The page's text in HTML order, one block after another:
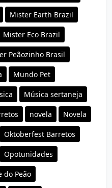
Mister Earth Brazil
Mister Eco Brazil
Peãozinho Brasil
Mundo Pet
Música sertaneja
novela Novela
Oktoberfest Barretos
Opotunidades
do Peão